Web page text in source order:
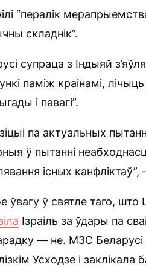
“пералік
складнік”.
супраца з Індыяй
паміж краінамі,
і павагі”.
па актуальных
ў пытанні
існых канфліктаў”,
ўвагу ў святле таго,
Ізраіль за ўдары па
— не. МЗС Беларусі
Усходзе і заклікала